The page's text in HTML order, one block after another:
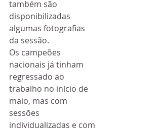
também são
disponibilizadas
algumas fotografias
da sessão.
Os campeões
nacionais já tinham
regressado ao
trabalho no início de
maio, mas com
sessões
individualizadas e com